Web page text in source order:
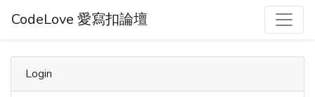
CodeLove 愛寫扣論壇
Login